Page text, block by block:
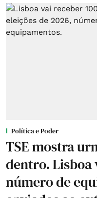
Política e Poder
TSE mostra
dentro. Lisboa
número de